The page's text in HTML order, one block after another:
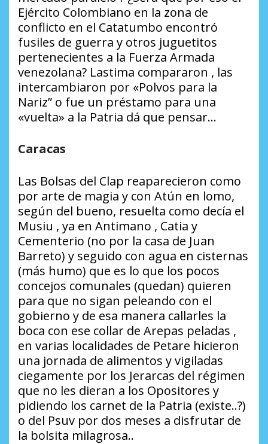
Ejército Colombiano en la zona de
conflicto en el Catatumbo encontró
fusiles de guerra y otros juguetitos
pertenecientes a la Fuerza Armada
venezolana? Lastima compararon , las
intercambiaron por «Polvos para la
Nariz” o fue un préstamo para una
«vuelta» a la Patria dá que pensar…
Caracas
Las Bolsas del Clap reaparecieron como
por arte de magia y con Atún en lomo,
según del bueno, resuelta como decía el
Musiu , ya en Antimano , Catia y
Cementerio (no por la casa de Juan
Barreto) y seguido con agua en cisternas
(más humo) que es lo que los pocos
concejos comunales (quedan) quieren
para que no sigan peleando con el
gobierno y de esa manera callarles la
boca con ese collar de Arepas peladas ,
en varias localidades de Petare hicieron
una jornada de alimentos y vigiladas
ciegamente por los Jerarcas del régimen
que no les dieran a los Opositores y
pidiendo los carnet de la Patria (existe..?)
o del Psuv por dos meses a disfrutar de
la bolsita milagrosa..